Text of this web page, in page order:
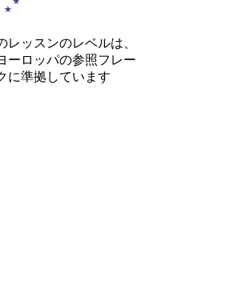
レッスンのレベルは、
ーロッパの参照フレー
に準拠しています